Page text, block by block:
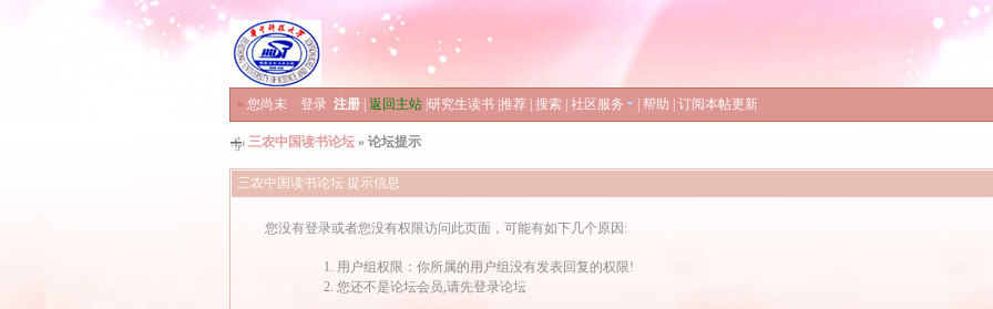
» 您尚未 登录 注册 返回主站 研究生读书 推荐 搜索 社区服务 帮助 订阅本帖更新
三农中国读书论坛 » 论坛提示
三农中国读书论坛 提示信息
您没有登录或者您没有权限访问此页面，可能有如下几个原因:
用户组权限：你所属的用户组没有发表回复的权限!
您还不是论坛会员,请先登录论坛